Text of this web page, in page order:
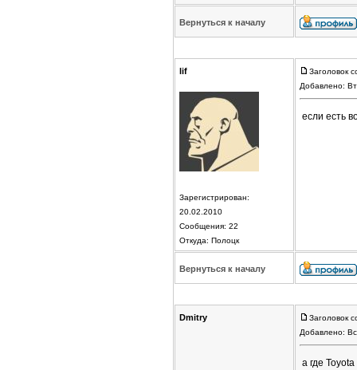
Вернуться к началу
lif
Зарегистрирован:
20.02.2010
Сообщения: 22
Откуда: Полоцк
Заголовок
Добавлено:
если есть
Вернуться к началу
Dmitry
Заголовок
Добавлено:
а где